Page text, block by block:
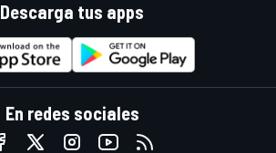
Descarga tus apps
En redes sociales